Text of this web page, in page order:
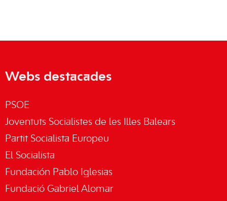
Webs destacades
PSOE
Joventuts Socialistes de les Illes Balears
Partit Socialista Europeu
El Socialista
Fundación Pablo Iglesias
Fundació Gabriel Alomar